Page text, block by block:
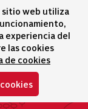
sitio web utiliza
experiencia del
las cookies
de cookies
Sélecteur de
icono